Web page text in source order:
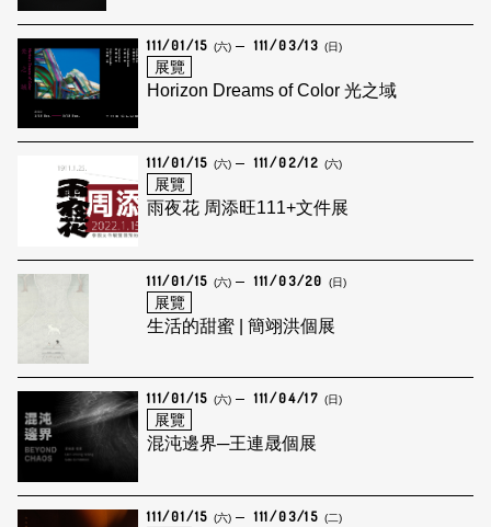
111/01/15 (六) 111/03/13 (日)
展覽
Horizon Dreams of Color 光之域
111/01/15 (六) 111/02/12 (六)
展覽
雨夜花 周添旺111+文件展
111/01/15 (六) 111/03/20 (日)
展覽
生活的甜蜜 | 簡翊洪個展
111/01/15 (六) 111/04/17 (日)
展覽
混沌邊界─王連晟個展
111/01/15 (六) 111/03/15 (二)